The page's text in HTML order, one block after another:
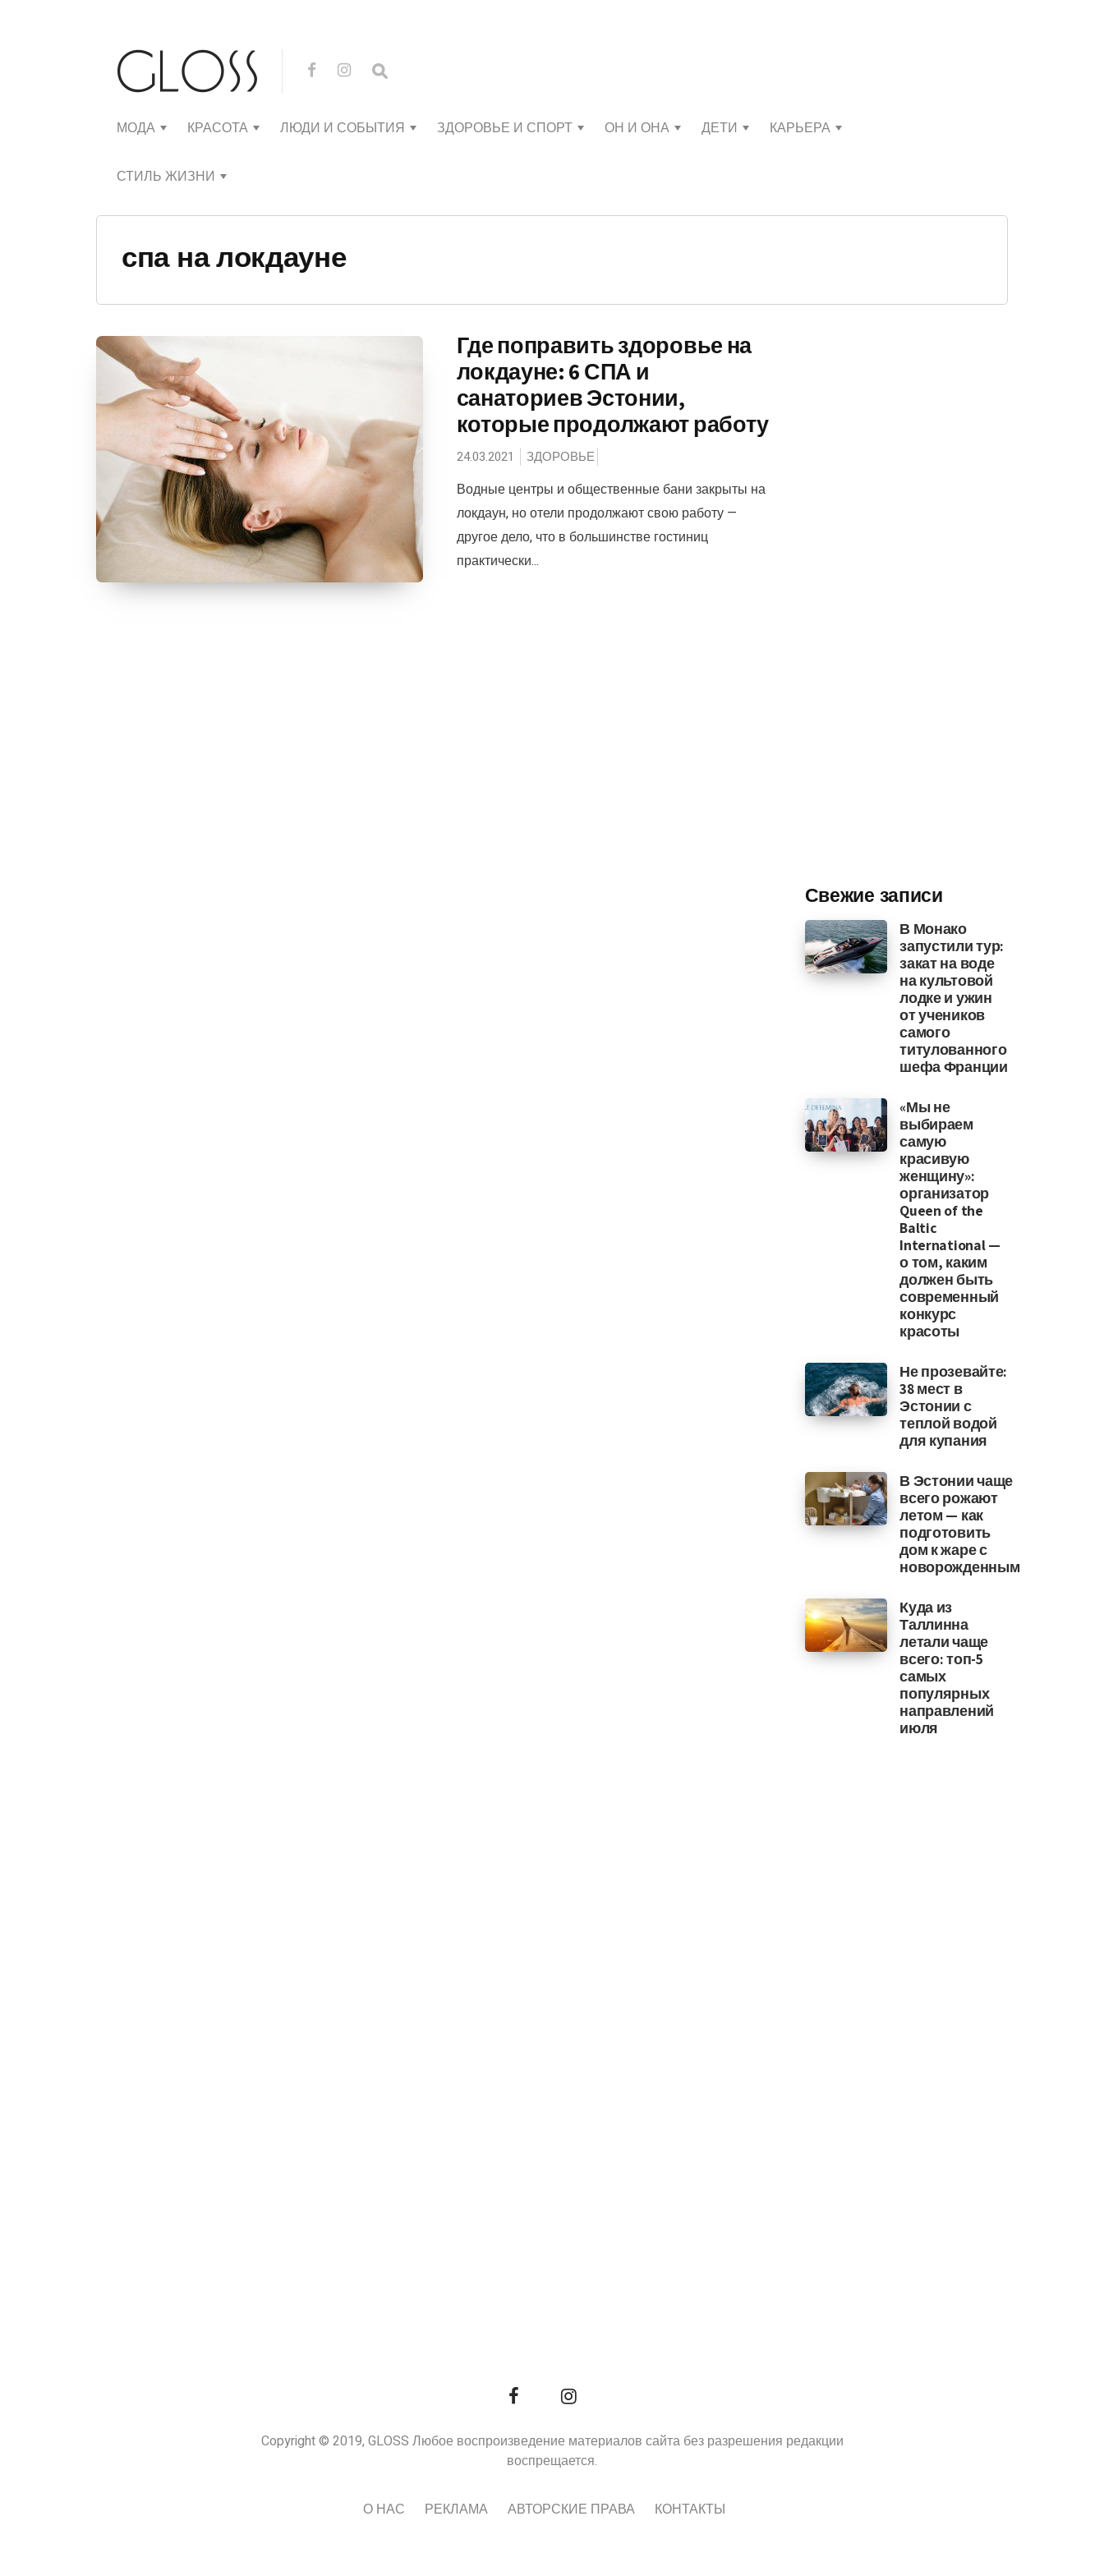
МОДА КРАСОТА ЛЮДИ И СОБЫТИЯ ЗДОРОВЬЕ И СПОРТ ОН И ОНА ДЕТИ КАРЬЕРА
СТИЛЬ ЖИЗНИ
спа на локдауне
Где поправить здоровье на
локдауне: 6 СПА и
санаториев Эстонии,
которые продолжают работу
24.03.2021 ЗДОРОВЬЕ
Водные центры и общественные бани закрыты на
локдаун, но отели продолжают свою работу —
другое дело, что в большинстве гостиниц
практически...
Свежие записи
В Монако
запустили тур:
закат на воде
на культовой
лодке и ужин
от учеников
самого
титулованного
шефа Франции
«Мы не
выбираем
самую
красивую
женщину»:
организатор
Queen of the
Baltic
International —
о том, каким
должен быть
современный
конкурс
красоты
Не прозевайте:
38 мест в
Эстонии с
теплой водой
для купания
В Эстонии чаще
всего рожают
летом — как
подготовить
дом к жаре с
новорожденным
Куда из
Таллинна
летали чаще
всего: топ-5
самых
популярных
направлений
июля
Copyright © 2019, GLOSS Любое воспроизведение материалов сайта без разрешения редакции
воспрещается.
О НАС РЕКЛАМА АВТОРСКИЕ ПРАВА КОНТАКТЫ